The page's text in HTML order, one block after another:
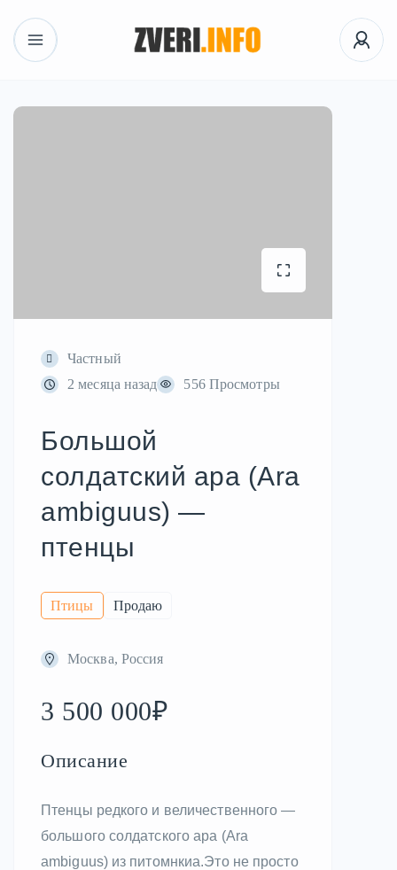
Частный
2 месяца назад
556 Просмотры
Большой
солдатский ара (Ara
ambiguus) —
птенцы
Птицы Продаю
Москва, Россия
3 500 000₽
Описание
Птенцы редкого и величественного —
большого солдатского ара (Ara
ambiguus) из питомнкиа.Это не просто